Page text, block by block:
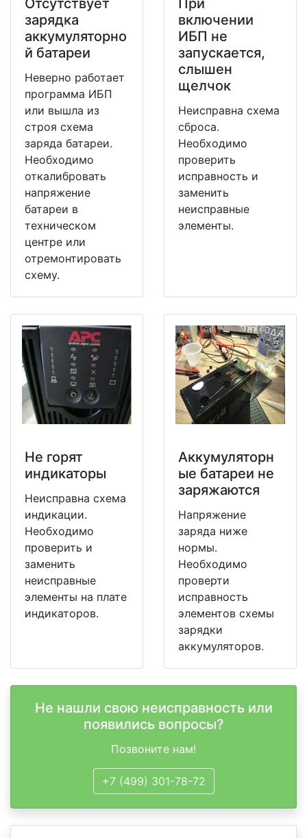
Отсутствует
зарядка
аккумуляторно
й батареи
Неверно работает
программа ИБП
или вышла из
строя схема
заряда батареи.
Необходимо
откалибровать
напряжение
батареи в
техническом
центре или
отремонтировать
схему.
При
включении
ИБП не
запускается,
слышен
щелчок
Неисправна схема
сброса.
Необходимо
проверить
исправность и
заменить
неисправные
элементы.
Не горят
индикаторы
Неисправна схема
индикации.
Необходимо
проверить и
заменить
неисправные
элементы на плате
индикаторов.
Аккумуляторн
ые батареи не
заряжаются
Напряжение
заряда ниже
нормы.
Необходимо
проверти
исправность
элементов схемы
зарядки
аккумуляторов.
Не нашли свою неисправность или
появились вопросы?
Позвоните нам!
+7 (499) 301-78-72